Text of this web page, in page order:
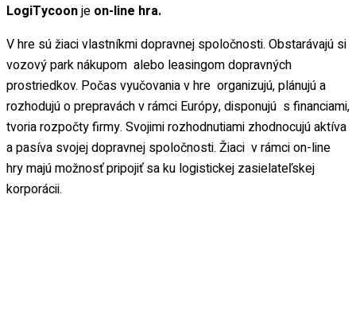
LogiTycoonje on-line hra.
V hre sú žiaci vlastníkmi dopravnej spoločnosti. Obstarávajú si
vozový park nákupom alebo leasingom dopravných
prostriedkov. Počas vyučovania v hre organizujú, plánujú a
rozhodujú o prepravách v rámci Európy, disponujú s financiami,
tvoria rozpočty firmy. Svojimi rozhodnutiami zhodnocujú aktíva
a pasíva svojej dopravnej spoločnosti. Žiaci v rámci on-line
hry majú možnosť pripojiť sa ku logistickej zasielateľskej
korporácii.